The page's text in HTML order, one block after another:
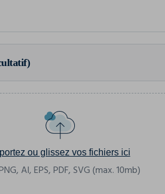
ou glissez vos fichiers ici
AI, EPS, PDF, SVG (max. 10mb)